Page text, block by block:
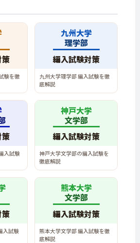
験を徹
九州大学
理学部
編入試験対策
九州大学理学部 編入試験を徹
底解説
入試験
神戸大学
文学部
編入試験対策
神戸大学文学部の編入試験を
徹底解説
入試験
熊本大学
文学部
編入試験対策
熊本大学文学部 編入試験を徹
底解説